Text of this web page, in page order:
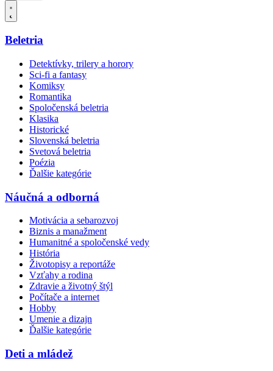
Beletria
Detektívky, trilery a horory
Sci-fi a fantasy
Komiksy
Romantika
Spoločenská beletria
Klasika
Historické
Slovenská beletria
Svetová beletria
Poézia
Ďalšie kategórie
Náučná a odborná
Motivácia a sebarozvoj
Biznis a manažment
Humanitné a spoločenské vedy
História
Životopisy a reportáže
Vzťahy a rodina
Zdravie a životný štýl
Počítače a internet
Hobby
Umenie a dizajn
Ďalšie kategórie
Deti a mládež